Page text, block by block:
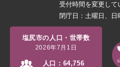
受付時間を変更して
閉庁日：土曜日、
塩尻市の人口・世帯数
2026年7月1日
人口： 64,756